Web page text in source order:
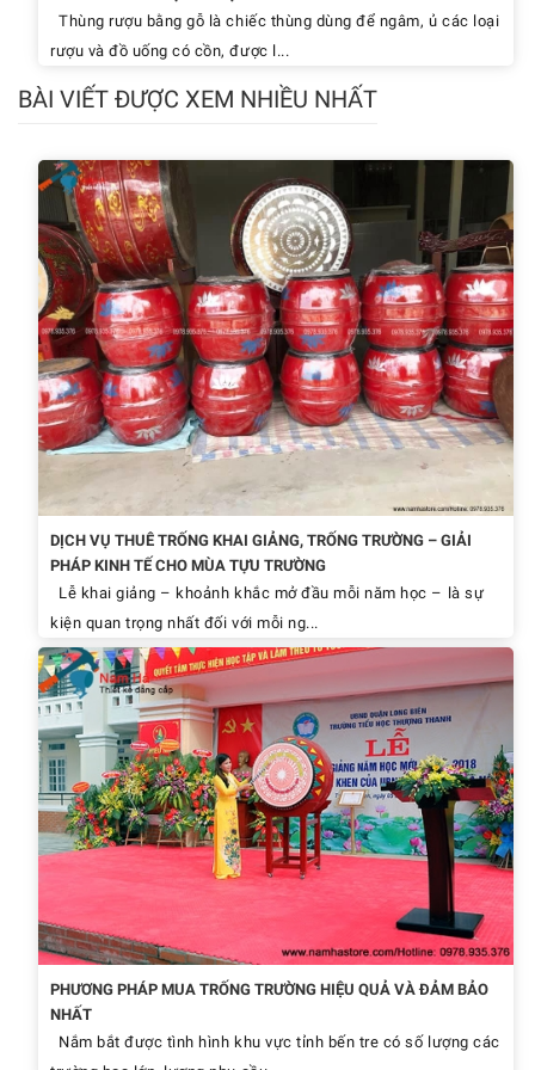
Thùng rượu bằng gỗ là chiếc thùng dùng để ngâm, ủ các loại
rượu và đồ uống có cồn, được l...
BÀI VIẾT ĐƯỢC XEM NHIỀU NHẤT
DỊCH VỤ THUÊ TRỐNG KHAI GIẢNG, TRỐNG TRƯỜNG – GIẢI
PHÁP KINH TẾ CHO MÙA TỰU TRƯỜNG
Lễ khai giảng – khoảnh khắc mở đầu mỗi năm học – là sự
kiện quan trọng nhất đối với mỗi ng...
PHƯƠNG PHÁP MUA TRỐNG TRƯỜNG HIỆU QUẢ VÀ ĐẢM BẢO
NHẤT
Nắm bắt được tình hình khu vực tỉnh bến tre có số lượng các